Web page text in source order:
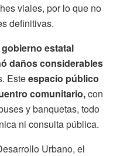
viales, por lo que no
definitivas.
gobierno estatal
daños considerables
Esteespacio público
comunitario,con
y banquetas, todo
ni consulta pública.
Urbano, el